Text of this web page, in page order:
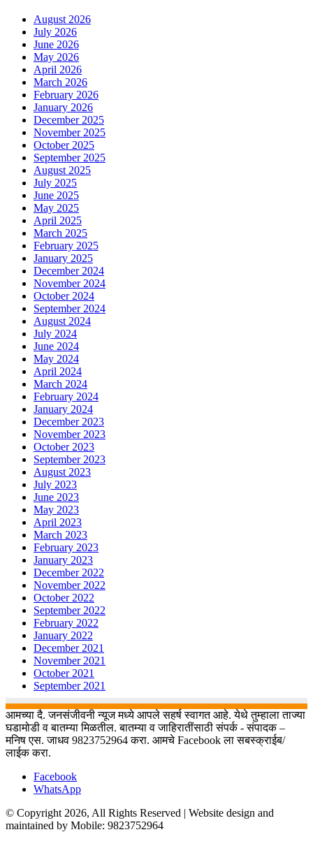
August 2026
July 2026
June 2026
May 2026
April 2026
March 2026
February 2026
January 2026
December 2025
November 2025
October 2025
September 2025
August 2025
July 2025
June 2025
May 2025
April 2025
March 2025
February 2025
January 2025
December 2024
November 2024
October 2024
September 2024
August 2024
July 2024
June 2024
May 2024
April 2024
March 2024
February 2024
January 2024
December 2023
November 2023
October 2023
September 2023
August 2023
July 2023
June 2023
May 2023
April 2023
March 2023
February 2023
January 2023
December 2022
November 2022
October 2022
September 2022
February 2022
January 2022
December 2021
November 2021
October 2021
September 2021
आमच्या दै. जनसंजीवनी न्यूज मध्ये आपले सहर्ष स्वागत आहे. येथे तुम्हाला ताज्या
घडामोडी व बातम्या मिळतील. बातम्या व जाहिरातींसाठी संपर्क - संपादक –
मनिष एस. जाधव 9823752964 करा. आमचे Facebook ला सबस्क्राईब/
लाईक करा.
Facebook
WhatsApp
© Copyright 2026, All Rights Reserved | Website design and
maintained by Mobile: 9823752964